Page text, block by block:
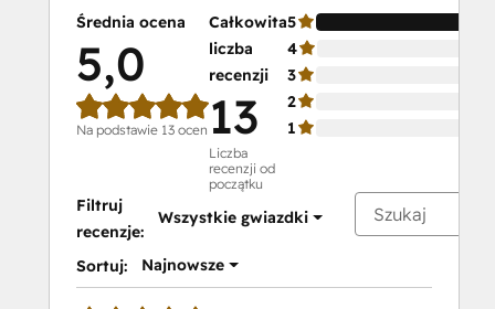
Średnia ocena
5,0
Na podstawie 13 ocen
Całkowita
liczba
recenzji
13
Liczba
recenzji od
początku
5
4
3
2
1
Filtruj
recenzje:
Wszystkie gwiazdki
Sortuj: Najnowsze